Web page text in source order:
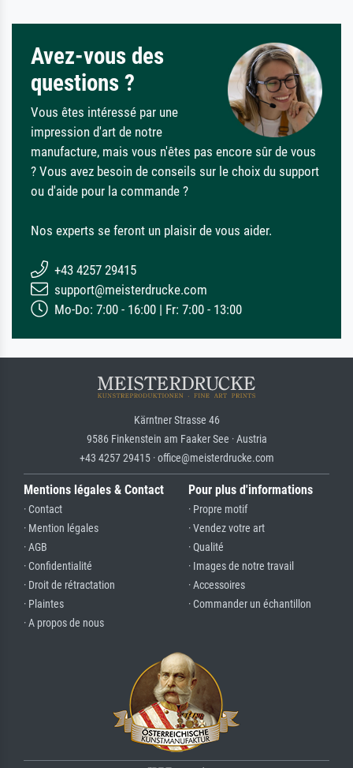
Avez-vous des
questions ?
Vous êtes intéressé par une
impression d'art de notre
manufacture, mais vous n'êtes pas encore sûr de vous
? Vous avez besoin de conseils sur le choix du support
ou d'aide pour la commande ?
Nos experts se feront un plaisir de vous aider.
+43 4257 29415
support@meisterdrucke.com
Mo-Do: 7:00 - 16:00 | Fr: 7:00 - 13:00
Kärntner Strasse 46
9586 Finkenstein am Faaker See · Austria
+43 4257 29415 · office@meisterdrucke.com
Mentions légales & Contact
· Contact
· Mention légales
· AGB
· Confidentialité
· Droit de rétractation
· Plaintes
· A propos de nous
Pour plus d'informations
· Propre motif
· Vendez votre art
· Qualité
· Images de notre travail
· Accessoires
· Commander un échantillon